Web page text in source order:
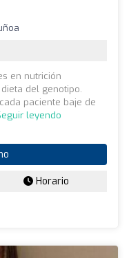
en nutrición
del genotipo.
paciente baje de
leyendo
Horario